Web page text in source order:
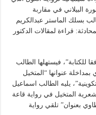
البيلاني في مقاربة
بسلك الماستر عبدالكريم
قراءة لمقالات الدكتور
للكتابة”، فيستهلها الطالب
بمداخلة عنوانها “المتخيل
يليه الطالب اسماعيل
المتخيل في رواية قاعة
بعنوان” تلقي رواية